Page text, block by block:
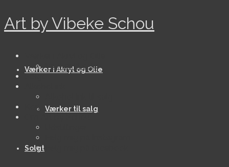
Art by Vibeke Schou
Værker i Akryl og Olie
Værker til salg
Solgt
Værker til salg
Solgt
Kort